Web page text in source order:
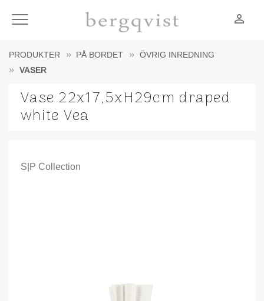
Meny person_outline
PRODUKTER PÅ BORDET
ÖVRIG INREDNING
VASER
Vase 22x17,5xH29cm draped
white Vea
S|P Collection